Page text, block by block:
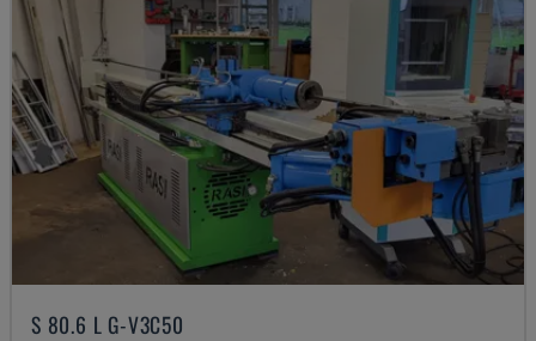
S 80.6 L G-V3C50